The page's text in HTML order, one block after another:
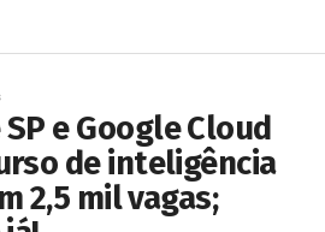
e Google Cloud
de inteligência
2,5 mil vagas;